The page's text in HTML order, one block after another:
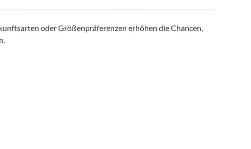
oder Größenpräferenzen erhöhen die Chancen,